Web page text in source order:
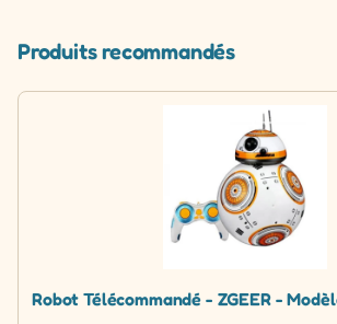
Produits recommandés
Robot Télécommandé - ZGEER -